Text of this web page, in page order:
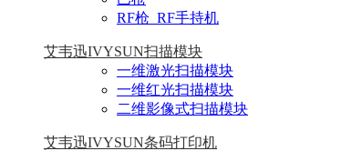
RF枪_RF手持机
艾韦迅IVYSUN扫描模块
一维激光扫描模块
一维红光扫描模块
二维影像式扫描模块
艾韦迅IVYSUN条码打印机